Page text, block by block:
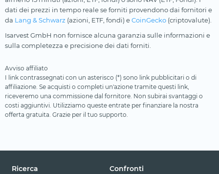
dati dei prezzi in tempo reale se forniti provendono dai fornitori e
da Lang & Schwarz (azioni, ETF, fondi) eCoinGecko (criptovalute).
Isarvest GmbH non fornisce alcuna garanzia sulle informazioni e
sulla completezza e precisione dei dati forniti.
Avviso affiliato
I link contrassegnati con un asterisco (*) sono link pubblicitari o di
affiliazione. Se acquisti o completi un'azione tramite questi link,
riceveremo una commissione dal fornitore. Non subirai svantaggi o
costi aggiuntivi. Utilizziamo queste entrate per finanziare la nostra
offerta gratuita. Grazie per il tuo supporto.
Ricerca Confronti